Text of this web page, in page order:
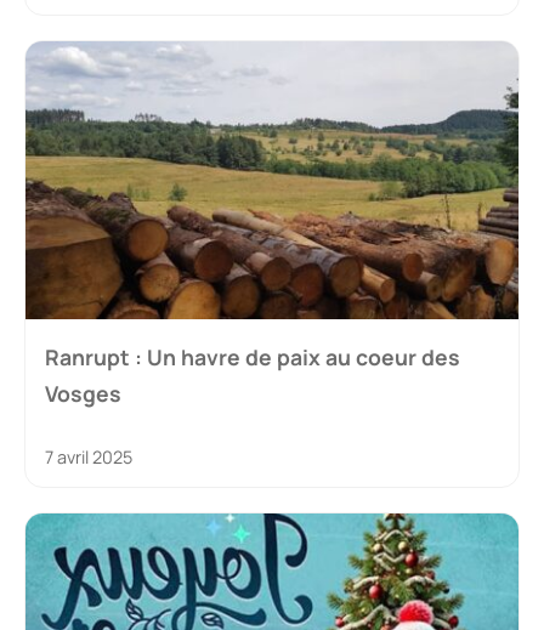
Ranrupt : Un havre de paix au coeur des
Vosges
7 avril 2025